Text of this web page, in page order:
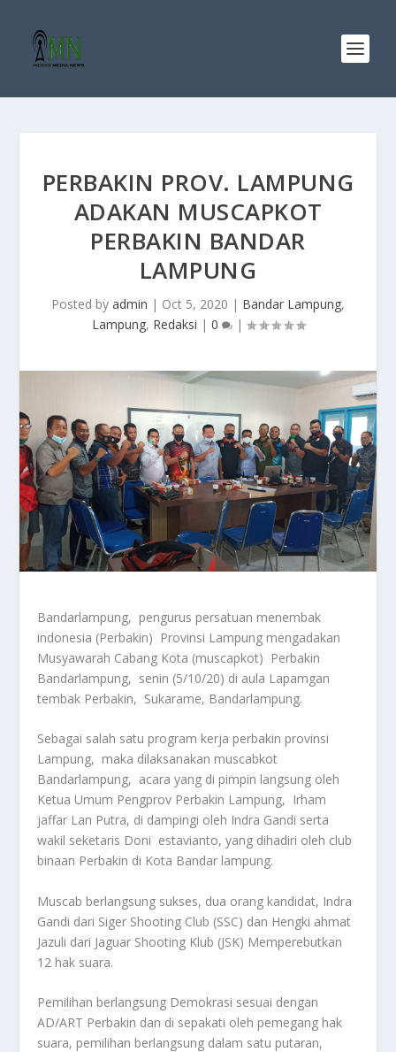
PERBAKIN PROV. LAMPUNG
ADAKAN MUSCAPKOT
PERBAKIN BANDAR
LAMPUNG
Posted by admin | Oct 5, 2020 | Bandar Lampung,
Lampung, Redaksi | 0 |
Bandarlampung, pengurus persatuan menembak
indonesia (Perbakin) Provinsi Lampung mengadakan
Musyawarah Cabang Kota (muscapkot) Perbakin
Bandarlampung, senin (5/10/20) di aula Lapamgan
tembak Perbakin, Sukarame, Bandarlampung.
Sebagai salah satu program kerja perbakin provinsi
Lampung, maka dilaksanakan muscabkot
Bandarlampung, acara yang di pimpin langsung oleh
Ketua Umum Pengprov Perbakin Lampung, Irham
jaffar Lan Putra, di dampingi oleh Indra Gandi serta
wakil seketaris Doni estavianto, yang dihadiri oleh club
binaan Perbakin di Kota Bandar lampung.
Muscab berlangsung sukses, dua orang kandidat, Indra
Gandi dari Siger Shooting Club (SSC) dan Hengki ahmat
Jazuli dari Jaguar Shooting Klub (JSK) Memperebutkan
12 hak suara.
Pemilihan berlangsung Demokrasi sesuai dengan
AD/ART Perbakin dan di sepakati oleh pemegang hak
suara, pemilihan berlangsung dalam satu putaran,